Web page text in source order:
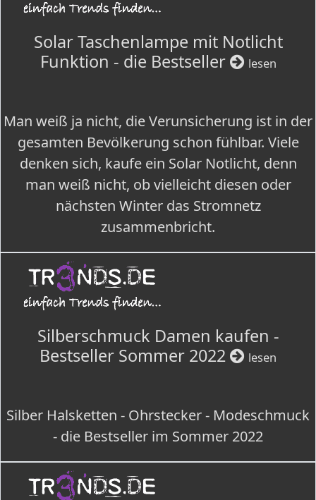
Solar Taschenlampe mit Notlicht
Funktion - die Bestseller
lesen
Man weiß ja nicht, die Verunsicherung ist in der
gesamten Bevölkerung schon fühlbar. Viele
denken sich, kaufe ein Solar Notlicht, denn
man weiß nicht, ob vielleicht diesen oder
nächsten Winter das Stromnetz
zusammenbricht.
Silberschmuck Damen kaufen -
Bestseller Sommer 2022
lesen
Silber Halsketten - Ohrstecker - Modeschmuck
- die Bestseller im Sommer 2022